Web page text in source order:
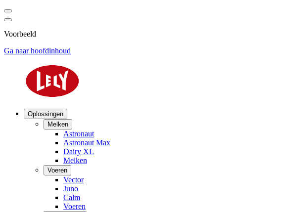
Voorbeeld
Ga naar hoofdinhoud
Oplossingen
Melken
Astronaut
Astronaut Max
Dairy XL
Melken
Voeren
Vector
Juno
Calm
Voeren